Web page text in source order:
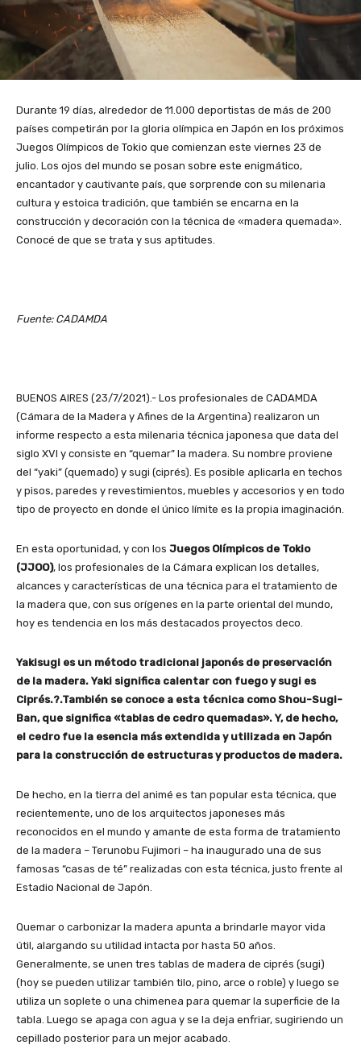
Durante 19 días, alrededor de 11.000 deportistas de más de 200
países competirán por la gloria olímpica en Japón en los próximos
Juegos Olímpicos de Tokio que comienzan este viernes 23 de
julio. Los ojos del mundo se posan sobre este enigmático,
encantador y cautivante país, que sorprende con su milenaria
cultura y estoica tradición, que también se encarna en la
construcción y decoración con la técnica de «madera quemada».
Conocé de que se trata y sus aptitudes.
Fuente: CADAMDA
BUENOS AIRES (23/7/2021).- Los profesionales de CADAMDA
(Cámara de la Madera y Afines de la Argentina) realizaron un
informe respecto a esta milenaria técnica japonesa que data del
siglo XVI y consiste en “quemar” la madera. Su nombre proviene
del “yaki” (quemado) y sugi (ciprés). Es posible aplicarla en techos
y pisos, paredes y revestimientos, muebles y accesorios y en todo
tipo de proyecto en donde el único límite es la propia imaginación.
En esta oportunidad, y con los Juegos Olímpicos de Tokio
(JJOO), los profesionales de la Cámara explican los detalles,
alcances y características de una técnica para el tratamiento de
la madera que, con sus orígenes en la parte oriental del mundo,
hoy es tendencia en los más destacados proyectos deco.
Yakisugi es un método tradicional japonés de preservación
de la madera. Yaki significa calentar con fuego y sugi es
Ciprés.?.También se conoce a esta técnica como Shou-Sugi-
Ban, que significa «tablas de cedro quemadas». Y, de hecho,
el cedro fue la esencia más extendida y utilizada en Japón
para la construcción de estructuras y productos de madera.
De hecho, en la tierra del animé es tan popular esta técnica, que
recientemente, uno de los arquitectos japoneses más
reconocidos en el mundo y amante de esta forma de tratamiento
de la madera – Terunobu Fujimori – ha inaugurado una de sus
famosas “casas de té” realizadas con esta técnica, justo frente al
Estadio Nacional de Japón.
Quemar o carbonizar la madera apunta a brindarle mayor vida
útil, alargando su utilidad intacta por hasta 50 años.
Generalmente, se unen tres tablas de madera de ciprés (sugi)
(hoy se pueden utilizar también tilo, pino, arce o roble) y luego se
utiliza un soplete o una chimenea para quemar la superficie de la
tabla. Luego se apaga con agua y se la deja enfriar, sugiriendo un
cepillado posterior para un mejor acabado.